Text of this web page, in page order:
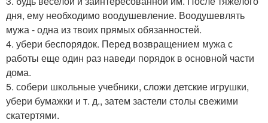
дня, ему необходимо воодушевление. Воодушевлять
мужа - одна из твоих прямых обязанностей.
4. убери беспорядок. Перед возвращением мужа с
работы еще один раз наведи порядок в основной части
дома.
5. собери школьные учебники, сложи детские игрушки,
убери бумажки и т. д., затем застели столы свежими
скатертями.